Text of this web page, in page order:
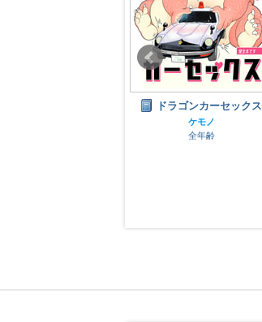
亀甲縛り肉達磨ステッカ
ケモノ